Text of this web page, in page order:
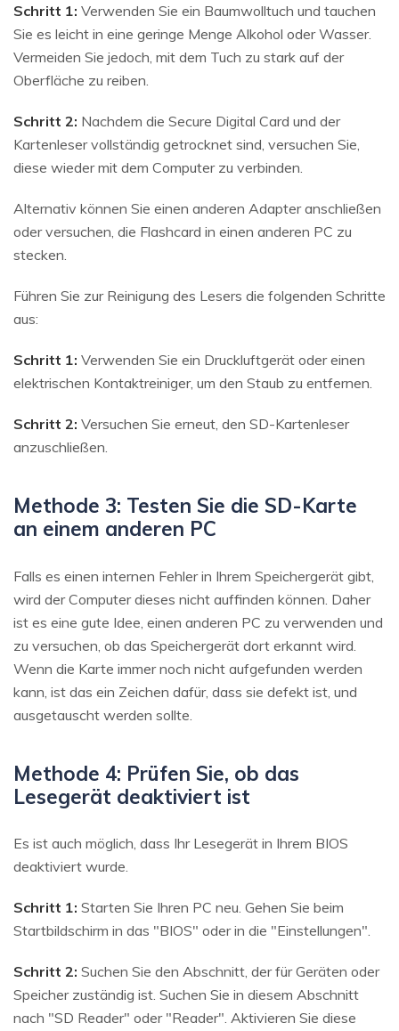
Schritt 1: Verwenden Sie ein Baumwolltuch und tauchen
Sie es leicht in eine geringe Menge Alkohol oder Wasser.
Vermeiden Sie jedoch, mit dem Tuch zu stark auf der
Oberfläche zu reiben.
Schritt 2: Nachdem die Secure Digital Card und der
Kartenleser vollständig getrocknet sind, versuchen Sie,
diese wieder mit dem Computer zu verbinden.
Alternativ können Sie einen anderen Adapter anschließen
oder versuchen, die Flashcard in einen anderen PC zu
stecken.
Führen Sie zur Reinigung des Lesers die folgenden Schritte
aus:
Schritt 1: Verwenden Sie ein Druckluftgerät oder einen
elektrischen Kontaktreiniger, um den Staub zu entfernen.
Schritt 2: Versuchen Sie erneut, den SD-Kartenleser
anzuschließen.
Methode 3: Testen Sie die SD-Karte
an einem anderen PC
Falls es einen internen Fehler in Ihrem Speichergerät gibt,
wird der Computer dieses nicht auffinden können. Daher
ist es eine gute Idee, einen anderen PC zu verwenden und
zu versuchen, ob das Speichergerät dort erkannt wird.
Wenn die Karte immer noch nicht aufgefunden werden
kann, ist das ein Zeichen dafür, dass sie defekt ist, und
ausgetauscht werden sollte.
Methode 4: Prüfen Sie, ob das
Lesegerät deaktiviert ist
Es ist auch möglich, dass Ihr Lesegerät in Ihrem BIOS
deaktiviert wurde.
Schritt 1: Starten Sie Ihren PC neu. Gehen Sie beim
Startbildschirm in das "BIOS" oder in die "Einstellungen".
Schritt 2: Suchen Sie den Abschnitt, der für Geräten oder
Speicher zuständig ist. Suchen Sie in diesem Abschnitt
nach "SD Reader" oder "Reader". Aktivieren Sie diese